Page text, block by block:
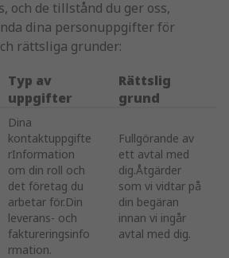
och de tillstånd du ger oss,
dina personuppgifter för
rättsliga grunder:
Typ av
uppgifter
Rättslig
grund
Dina
kontaktuppgifte
rInformation
om din roll och
det företag du
arbetar för.Din
leverans- och
faktureringsinfo
rmation.
Fullgörande av
ett avtal med
dig.Åtgärder
som vi vidtar på
din begäran
innan vi ingår
avtal med dig.